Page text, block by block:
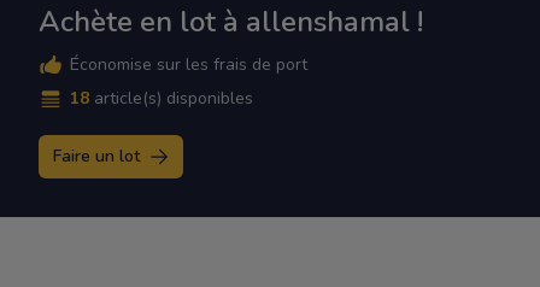
Achète en lot à allenshamal !
Économise sur les frais de port
18 article(s) disponibles
Faire un lot